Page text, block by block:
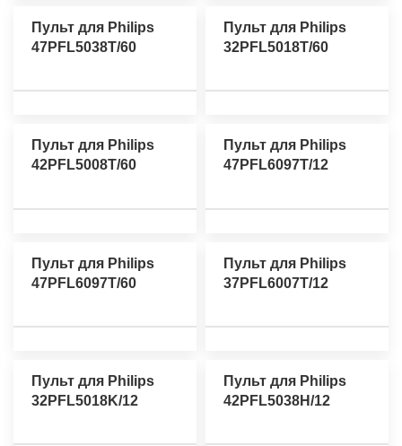
Пульт для Philips
47PFL5038T/60
Пульт для Philips
32PFL5018T/60
Пульт для Philips
42PFL5008T/60
Пульт для Philips
47PFL6097T/12
Пульт для Philips
47PFL6097T/60
Пульт для Philips
37PFL6007T/12
Пульт для Philips
32PFL5018K/12
Пульт для Philips
42PFL5038H/12